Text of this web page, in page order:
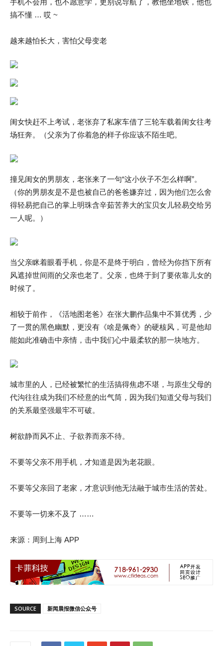
手机不会用，也不愿意学，更别说导航了，教他坐地铁，他也
搞不懂 … 哎 ~
越来越怕长大，害怕父母变老
闺女快赶不上考试，老张弃了私家车借了三轮车载着闺女往考
场狂奔。（父亲为了你着急的样子你应该不陌生吧。
撞见闺女的男朋友，老张来了一句“这小伙子不怎么样啊”。
（你的男朋友是不是也被自己的爸爸嫌弃过，因为他们怎么舍
得轻易把自己的掌上明珠含辛茹苦养大的宝贝女儿轻易交给另
一人呢。）
当父亲眯着眼看手机，你是不是终于明白，曾经为你挡下所有
风遮掉世间雨的父亲也老了。父亲，也终于到了要依靠儿女的
时候了。
相较于前作，《活地图老爸》在张大鹏作品集中不算优秀，少
了一贯的黑色幽默，更没有《啥是佩奇》的硬核风，可是他却
能如此准确击中亲情，击中我们心中最柔软的那一块地方。
城市里的人，已经被繁忙的生活搞得焦虑不堪，与原生父母的
代沟往往成为我们不经意的出气筒，因为我们知道父母与我们
的关系最坚强最牢不可破。
树欲静而风不止、子欲养而亲不待。
不要等父亲不用手机，才知道是因为老花眼。
不要等父亲回了老家，才意识到他无法融于城市生活的苦处。
不要等一切来不及了 ……
来源：周到上海 APP
SOURCE 新闻晨报微信公众号